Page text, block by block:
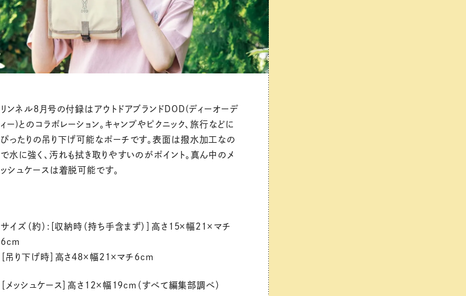
リンネル8月号の付録はアウトドアブランドDOD(ディーオーデ
ィー)とのコラボレーション。キャンプやピクニック、旅行などに
ぴったりの吊り下げ可能なポーチです。表面は撥水加工なの
で水に強く、汚れも拭き取りやすいのがポイント。真ん中のメ
ッシュケースは着脱可能です。
サイズ（約）:［収納時（持ち手含まず）］高さ15×幅21×マチ
6cm
［吊り下げ時］高さ48×幅21×マチ6cm
［メッシュケース］高さ12×幅19cm（すべて編集部調べ）